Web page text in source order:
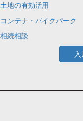
土地の有効活用
コンテナ・バイクパーク
相続相談